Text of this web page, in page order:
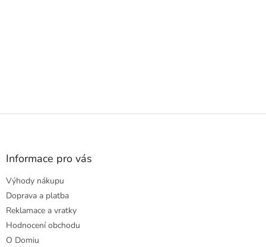
Z
Informace pro vás
Výhody nákupu
Doprava a platba
Reklamace a vratky
Hodnocení obchodu
O Domiu